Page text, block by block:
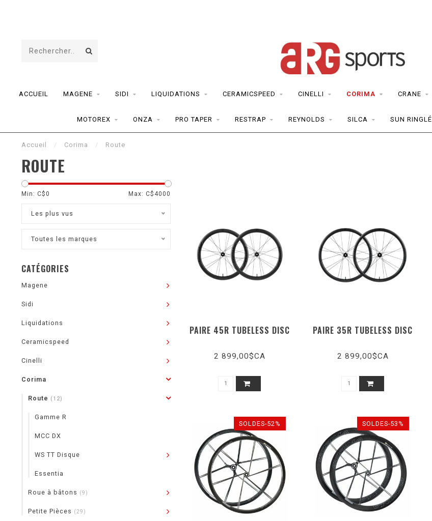
ACCUEIL MAGENE SIDI LIQUIDATIONS CERAMICSPEED CINELLI CORIMA CRANE
MOTOREX ONZA PRO TAPER RESTRAP REYNOLDS SILCA SUN RINGLÉ
Accueil / Corima / Route
ROUTE
Min: C$0 Max: C$ 4000
Les plus vus
Toutes les marques
CATÉGORIES
Magene
Sidi
Liquidations
Ceramicspeed
Cinelli
Corima
Route (12)
Gamme R
MCC DX
WS TT Disque
Essentia
Roue à bâtons (9)
Petite Pièces (29)
PAIRE 45R TUBELESS DISC
2 899,00$CA
PAIRE 35R TUBELESS DISC
2 899,00$CA
SOLDES-52% SOLDES-53%